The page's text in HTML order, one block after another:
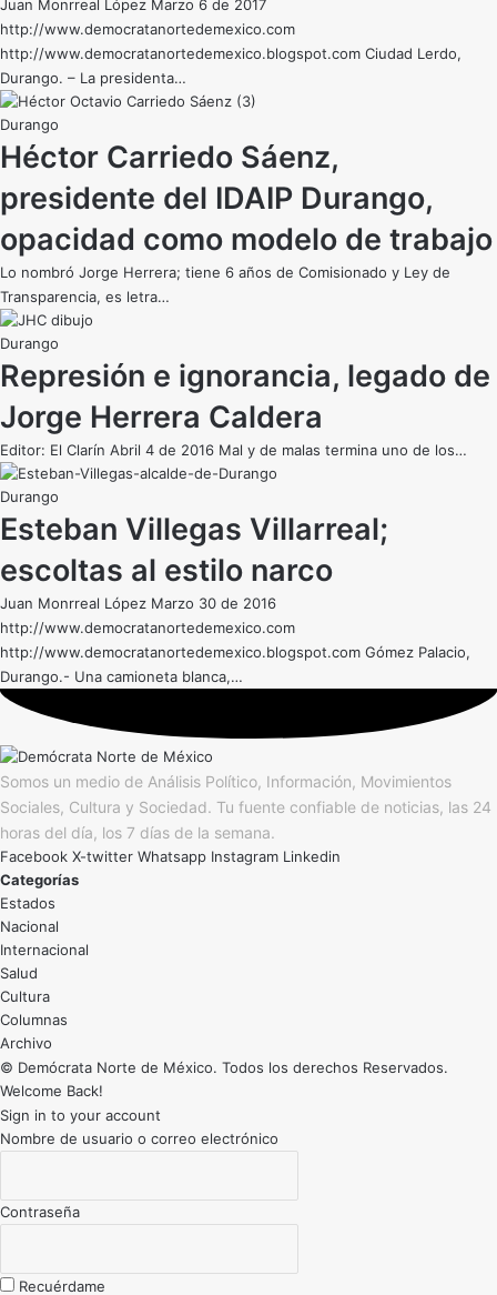
Juan Monrreal López Marzo 6 de 2017
http://www.democratanortedemexico.com
http://www.democratanortedemexico.blogspot.com Ciudad Lerdo,
Durango. – La presidenta…
Durango
Héctor Carriedo Sáenz,
presidente del IDAIP Durango,
opacidad como modelo de trabajo
Lo nombró Jorge Herrera; tiene 6 años de Comisionado y Ley de
Transparencia, es letra…
Durango
Represión e ignorancia, legado de
Jorge Herrera Caldera
Editor: El Clarín Abril 4 de 2016 Mal y de malas termina uno de los…
Durango
Esteban Villegas Villarreal;
escoltas al estilo narco
Juan Monrreal López Marzo 30 de 2016
http://www.democratanortedemexico.com
http://www.democratanortedemexico.blogspot.com Gómez Palacio,
Durango.- Una camioneta blanca,…
Somos un medio de Análisis Político, Información, Movimientos
Sociales, Cultura y Sociedad. Tu fuente confiable de noticias, las 24
horas del día, los 7 días de la semana.
Facebook X-twitter Whatsapp Instagram Linkedin
Categorías
Estados
Nacional
Internacional
Salud
Cultura
Archivo
© Demócrata Norte de México. Todos los derechos Reservados.
Welcome Back!
Sign in to your account
Nombre de usuario o correo electrónico
Contraseña
Recuérdame